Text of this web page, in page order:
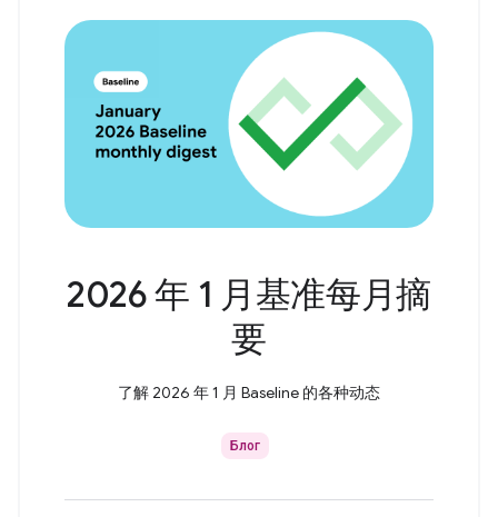
2026 年 1 月基准每月摘
要
了解 2026 年 1 月 Baseline 的各种动态
Блог